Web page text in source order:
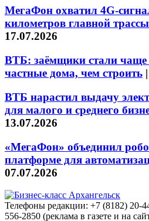
МегаФон охватил 4G-
километров главной
17.07.2026
ВТБ: заёмщики стали чаще
частные дома, чем строить |
ВТБ нарастил выдачу
для малого и среднего
13.07.2026
«МегаФон» объединил
платформе для
07.07.2026
Телефоны редакции: +7 (8182) 20-
556-2850 (реклама в газете и на